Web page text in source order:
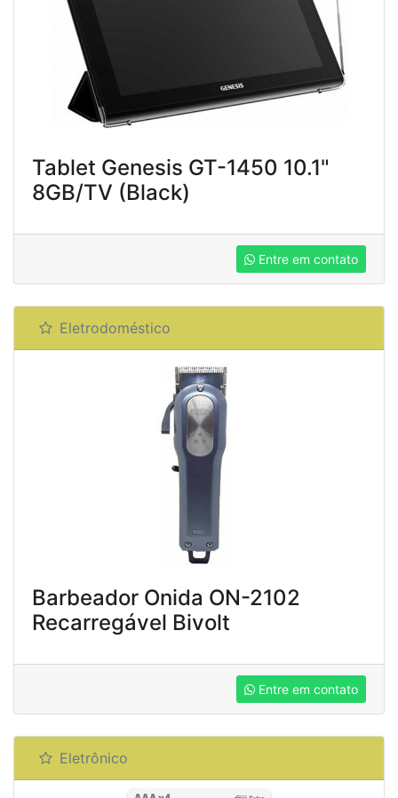
Tablet Genesis GT-1450 10.1"
8GB/TV (Black)
Entre em contato
Eletrodoméstico
Barbeador Onida ON-2102
Recarregável Bivolt
Entre em contato
Eletrônico